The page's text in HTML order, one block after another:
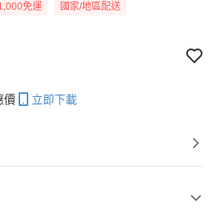
免運 國家/地區配送
價 立即下載